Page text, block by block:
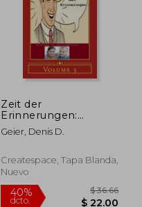
Zeit der
Erinnerungen:
Begleitheft zur
Seniorenbetreuung
Geier, Denis D.
Createspace, Tapa Blanda,
Nuevo